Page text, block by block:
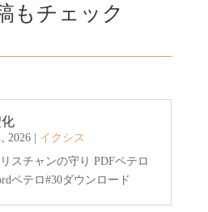
もチェック
2026| イクシス
スチャンの守り PDFペテロ
ペテロ#30ダウンロード